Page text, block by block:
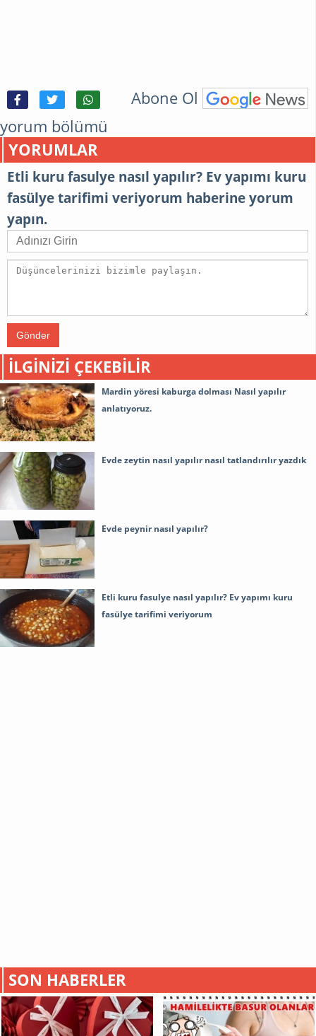
Abone Ol
yorum bölümü
YORUMLAR
Etli kuru fasulye nasıl yapılır? Ev yapımı kuru
fasülye tarifimi veriyorum haberine yorum
yapın.
Gönder
İLGINIZI ÇEKEBILIR
Mardin yöresi kaburga dolması Nasıl yapılır
anlatıyoruz.
Evde zeytin nasıl yapılır nasıl tatlandırılır yazdık
Evde peynir nasıl yapılır?
Etli kuru fasulye nasıl yapılır? Ev yapımı kuru
fasülye tarifimi veriyorum
SON HABERLER